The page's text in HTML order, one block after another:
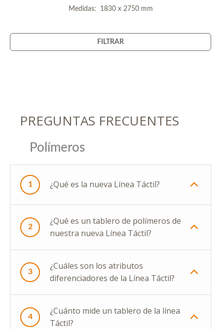
Medidas: 1830 x 2750 mm
FILTRAR
PREGUNTAS FRECUENTES
Polímeros
1 ¿Qué es la nueva Línea Táctil?
2
¿Qué es un tablero de polímeros de
nuestra nueva Línea Táctil?
3
¿Cuáles son los atributos
diferenciadores de la Línea Táctil?
4
¿Cuánto mide un tablero de la línea
Táctil?